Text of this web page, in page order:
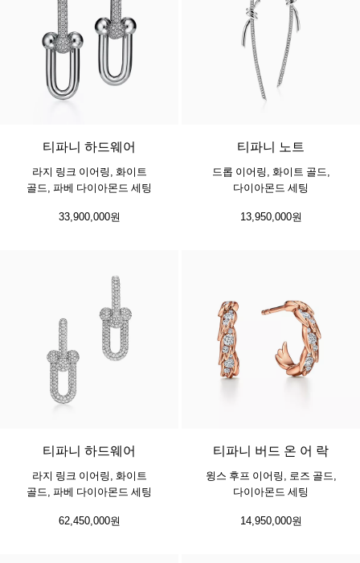
3 소재
티파니 하드웨어
라지 링크 이어링, 화이트
골드, 파베 다이아몬드 세팅
33,900,000원
티파니 노트
드롭 이어링, 화이트 골드,
다이아몬드 세팅
13,950,000원
티파니 하드웨어
라지 링크 이어링, 화이트
골드, 파베 다이아몬드 세팅
62,450,000원
티파니 버드 온 어 락
윙스 후프 이어링, 로즈 골드,
다이아몬드 세팅
14,950,000원